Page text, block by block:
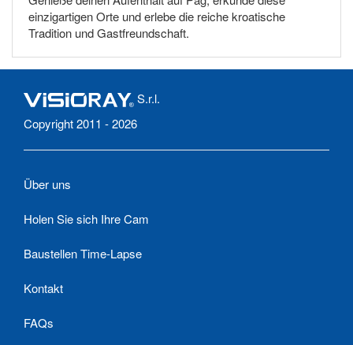
einzigartigen Orte und erlebe die reiche kroatische
Tradition und Gastfreundschaft.
S.r.l.
Copyright 2011 - 2026
Über uns
Holen Sie sich Ihre Cam
Baustellen Time-Lapse
Kontakt
FAQs